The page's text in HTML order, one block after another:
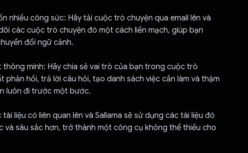
nhiều công sức: Hãy tải cuộc trò chuyện qua email lên và
các cuộc trò chuyện đó một cách liền mạch, giúp bạn
đổi ngữ cảnh.
thông minh: Hãy chia sẻ vai trò của bạn trong cuộc trò
phản hồi, trả lời câu hỏi, tạo danh sách việc cần làm và thậm
luôn đi trước một bước.
liệu có liên quan lên và Sallama sẽ sử dụng các tài liệu đó
và sâu sắc hơn, trở thành một công cụ không thể thiếu cho